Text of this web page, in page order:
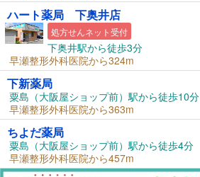
ハート薬局 下奥井店
処方せんネット受付
下奥井駅から徒歩3分
早瀬整形外科医院から324m
下新薬局
粟島（大阪屋ショップ前）駅から徒歩10分
早瀬整形外科医院から363m
ちよだ薬局
粟島（大阪屋ショップ前）駅から徒歩4分
早瀬整形外科医院から457m